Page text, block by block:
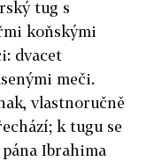
tug s
koňskými
dvacet
meči.
vlastnoručně
k tugu se
Ibrahima